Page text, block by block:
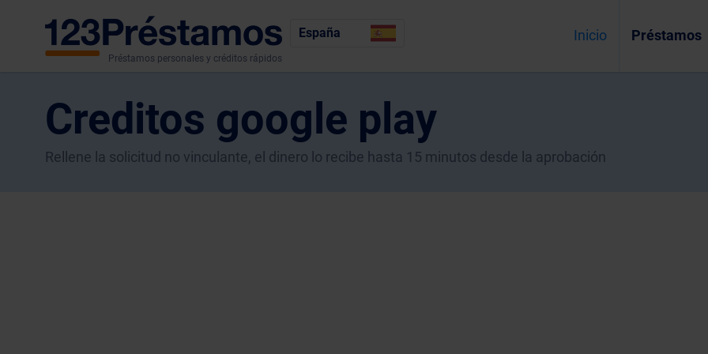
Préstamos personales y créditos rápidos
España Inicio Préstamos
Creditos google play
Rellene la solicitud no vinculante, el dinero lo recibe hasta 15 minutos desde la aprobación